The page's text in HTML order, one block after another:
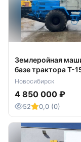
Код
Форма оплаты
обсуждается
публикации
момент
Подробную
технику в
Землеройная
базе трактора Т-
Новосибирск
4 850 000 ₽
52 0,0 (0)